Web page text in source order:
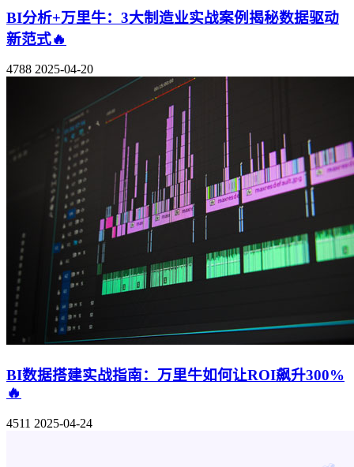
BI分析+万里牛：3大制造业实战案例揭秘数据驱动
新范式🔥
4788 2025-04-20
BI数据搭建实战指南：万里牛如何让ROI飙升300%
🔥
4511 2025-04-24